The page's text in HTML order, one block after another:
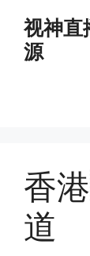
content
视神
源
香
道